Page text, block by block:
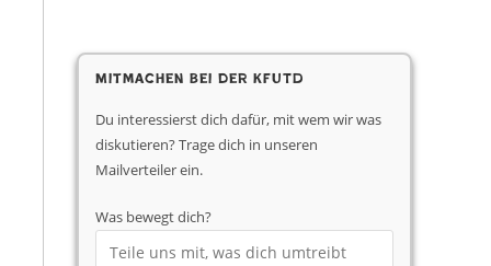
Mitmachen bei der KfUTD
Du interessierst dich dafür, mit wem wir was
diskutieren? Trage dich in unseren
Mailverteiler ein.
Was bewegt dich?